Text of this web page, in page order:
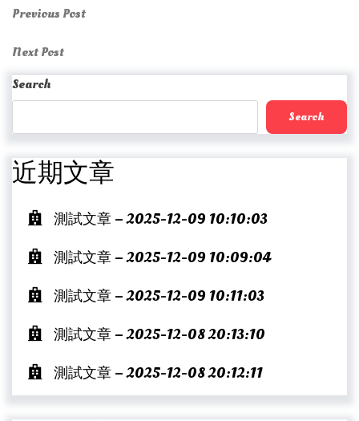
Post
navigation
Previous
Previous Post
Next
Post
Next Post
Search
Search
近期文章
測試文章 – 2025-12-09 10:10:03
測試文章 – 2025-12-09 10:09:04
測試文章 – 2025-12-09 10:11:03
測試文章 – 2025-12-08 20:13:10
測試文章 – 2025-12-08 20:12:11